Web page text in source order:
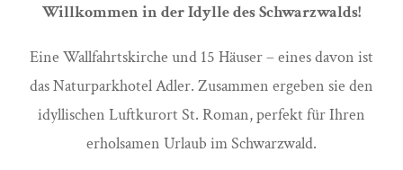
Willkommen in der Idylle des Schwarzwalds!
Eine Wallfahrtskirche und 15 Häuser – eines davon ist
das Naturparkhotel Adler. Zusammen ergeben sie den
idyllischen Luftkurort St. Roman, perfekt für Ihren
erholsamen Urlaub im Schwarzwald.